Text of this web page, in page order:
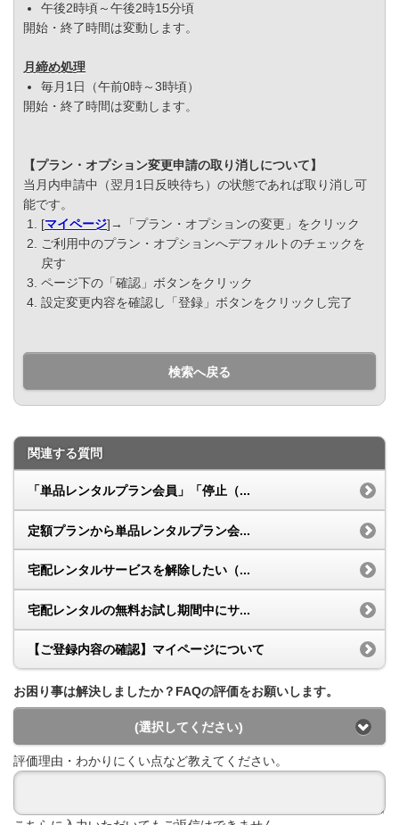
午後2時頃～午後2時15分頃
開始・終了時間は変動します。
月締め処理
毎月1日（午前0時～3時頃）
開始・終了時間は変動します。
【プラン・オプション変更申請の取り消しについて】
当月内申請中（翌月1日反映待ち）の状態であれば取り消し可
能です。
[マイページ]→「プラン・オプションの変更」をクリック
ご利用中のプラン・オプションへデフォルトのチェックを
戻す
ページ下の「確認」ボタンをクリック
設定変更内容を確認し「登録」ボタンをクリックし完了
検索へ戻る
関連する質問
「単品レンタルプラン会員」「停止（...
定額プランから単品レンタルプラン会...
宅配レンタルサービスを解除したい（...
宅配レンタルの無料お試し期間中にサ...
【ご登録内容の確認】マイページについて
お困り事は解決しましたか？FAQの評価をお願いします。
(選択してください)
評価理由・わかりにくい点など教えてください。